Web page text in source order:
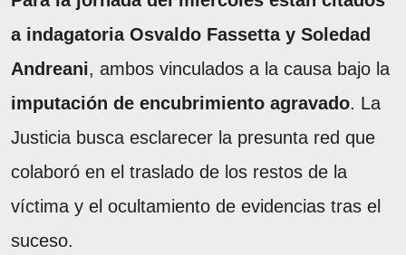
a indagatoria Osvaldo Fassetta y Soledad
Andreani, ambos vinculados a la causa bajo la
imputación de encubrimiento agravado. La
Justicia busca esclarecer la presunta red que
colaboró en el traslado de los restos de la
víctima y el ocultamiento de evidencias tras el
suceso.